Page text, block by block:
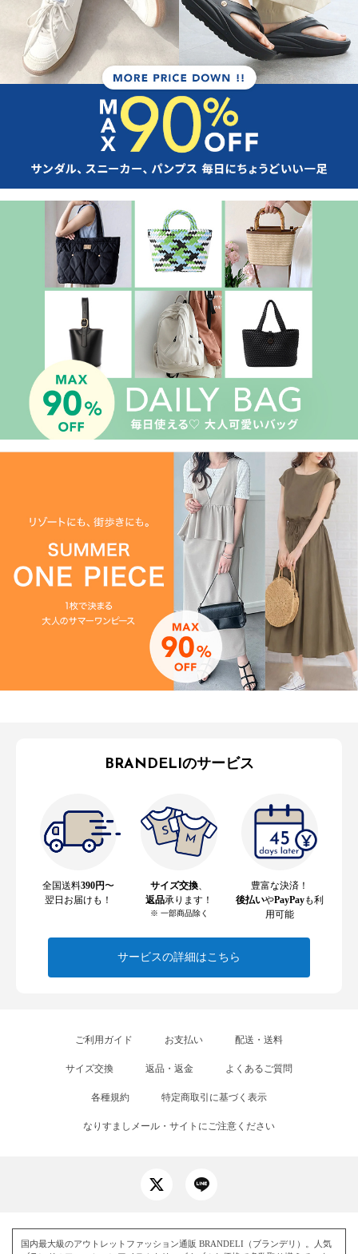
BRANDELIのサービス
全国送料390円〜
翌日お届けも！
サイズ交換
返品承ります！
※ 一部商品除く
豊富な決済！
後払いやPayPayも利
用可能
サービスの詳細はこちら
ご利用ガイド お支払い 配送・送料
サイズ交換 返品・返金 よくあるご質問
各種規約 特定商取引に基づく表示
なりすましメール・サイトにご注意ください
国内最大級のアウトレットファッション通販 BRANDELI（ブランデリ）。人気